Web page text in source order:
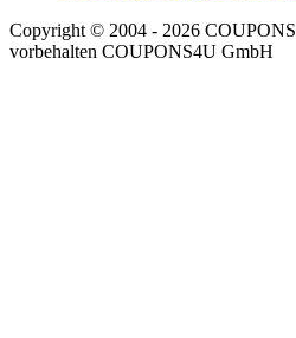
Copyright © 2004 ‐ 2026 COUPONS
vorbehalten COUPONS4U GmbH